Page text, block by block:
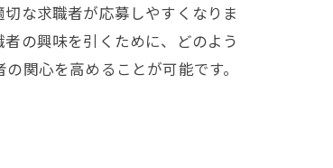
な求職者が応募しやすくなりま
の興味を引くために、どのよう
関心を高めることが可能です。